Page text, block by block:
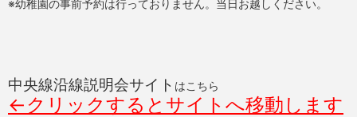
※幼稚園の事前予約は行っておりません。当日お越しください。
中央線沿線説明会サイト はこちら
←クリックするとサイトへ移動します